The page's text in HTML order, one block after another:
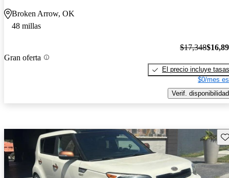
Broken Arrow, OK
48 millas
Gran oferta
$17,348
El precio incluye tasas
$0/mes
Verif. disponibilidad